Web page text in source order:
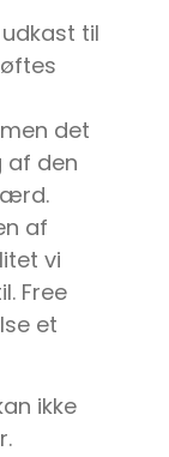
til
det
af den
af
vi
Free
et
ikke